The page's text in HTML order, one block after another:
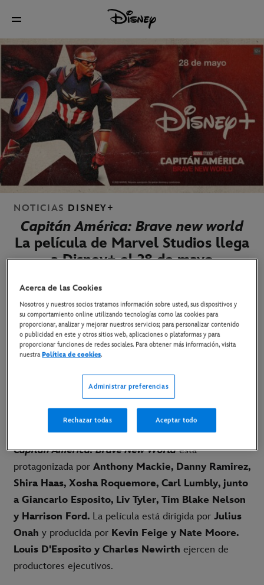
NOTICIAS DISNEY+
Capitán América: Brave new world
La película de Marvel Studios llega
a Disney+ el 28 de mayo
14 de mayo de 2025
Madrid, 13 de mayo de 2025.-El último estreno de
Capitán Américallega a Disney+ el 28 de
Capitán América: Brave New Worldestá
protagonizada por Anthony Mackie, Danny Ramirez,
Shira Haas, Xosha Roquemore, Carl Lumbly, junto
a Giancarlo Esposito, Liv Tyler, Tim Blake Nelson
y Harrison Ford. La película está dirigida por Julius
Onah y producida por Kevin Feige y Nate Moore.
Louis D'Esposito y Charles Newirth ejercen de
productores ejecutivos.
Acerca de las Cookies
Nosotros y nuestros socios tratamos información sobre usted, sus dispositivos y
su comportamiento online utilizando tecnologías como las cookies para
proporcionar, analizar y mejorar nuestros servicios; para personalizar contenido
o publicidad en este y otros sitios web, aplicaciones o plataformas y para
proporcionar funciones de redes sociales. Para obtener más información, visita
nuestraPolítica de cookies.
Administrar preferencias
Rechazar todas Aceptar todo